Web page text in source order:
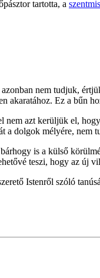
tartotta, a
nem tudjuk,
akaratához. Ez a bűn
azt kerüljük el,
dolgok mélyére, nem
is a külső
teszi, hogy az új
Istenről szóló